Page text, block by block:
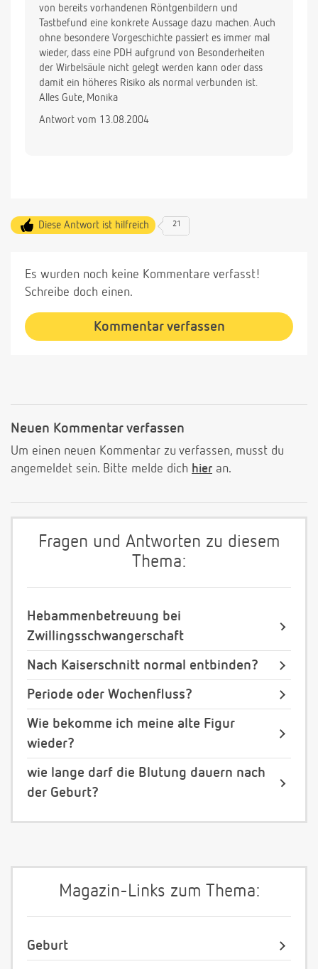
von bereits vorhandenen Röntgenbildern und
Tastbefund eine konkrete Aussage dazu machen. Auch
ohne besondere Vorgeschichte passiert es immer mal
wieder, dass eine PDH aufgrund von Besonderheiten
der Wirbelsäule nicht gelegt werden kann oder dass
damit ein höheres Risiko als normal verbunden ist.
Alles Gute, Monika
Antwort vom 13.08.2004
Diese Antwort ist hilfreich 21
Es wurden noch keine Kommentare verfasst!
Schreibe doch einen.
Kommentar verfassen
Neuen Kommentar verfassen
Um einen neuen Kommentar zu verfassen, musst du
angemeldet sein. Bitte melde dich hier an.
Fragen und Antworten zu diesem
Thema:
Hebammenbetreuung bei
Zwillingsschwangerschaft
Nach Kaiserschnitt normal entbinden?
Periode oder Wochenfluss?
Wie bekomme ich meine alte Figur
wieder?
wie lange darf die Blutung dauern nach
der Geburt?
Magazin-Links zum Thema:
Geburt